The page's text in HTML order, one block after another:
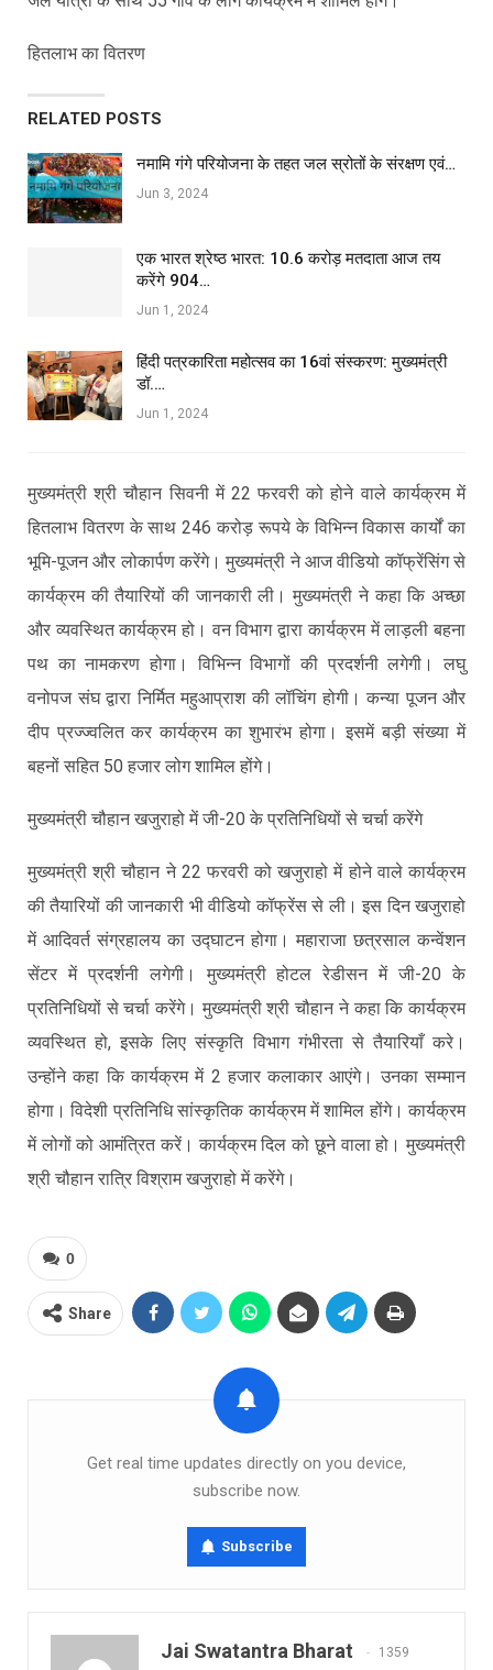
हितलाभ का वितरण
RELATED POSTS
नमामि गंगे परियोजना के तहत जल स्रोतों के संरक्षण एवं…
Jun 3, 2024
एक भारत श्रेष्ठ भारत: 10.6 करोड़ मतदाता आज तय
करेंगे 904…
Jun 1, 2024
हिंदी पत्रकारिता महोत्सव का 16वां संस्करण: मुख्यमंत्री
डॉ.…
Jun 1, 2024
मुख्यमंत्री श्री चौहान सिवनी में 22 फरवरी को होने वाले कार्यक्रम में
हितलाभ वितरण के साथ 246 करोड़ रूपये के विभिन्न विकास कार्यों का
भूमि-पूजन और लोकार्पण करेंगे। मुख्यमंत्री ने आज वीडियो कॉफ्रेंसिंग से
कार्यक्रम की तैयारियों की जानकारी ली। मुख्यमंत्री ने कहा कि अच्छा
और व्यवस्थित कार्यक्रम हो। वन विभाग द्वारा कार्यक्रम में लाड़ली बहना
पथ का नामकरण होगा। विभिन्न विभागों की प्रदर्शनी लगेगी। लघु
वनोपज संघ द्वारा निर्मित महुआप्राश की लॉचिंग होगी। कन्या पूजन और
दीप प्रज्ज्वलित कर कार्यक्रम का शुभारंभ होगा। इसमें बड़ी संख्या में
बहनों सहित 50 हजार लोग शामिल होंगे।
मुख्यमंत्री चौहान खजुराहो में जी-20 के प्रतिनिधियों से चर्चा करेंगे
मुख्यमंत्री श्री चौहान ने 22 फरवरी को खजुराहो में होने वाले कार्यक्रम
की तैयारियों की जानकारी भी वीडियो कॉफ्रेंस से ली। इस दिन खजुराहो
में आदिवर्त संग्रहालय का उद्घाटन होगा। महाराजा छत्रसाल कन्वेंशन
सेंटर में प्रदर्शनी लगेगी। मुख्यमंत्री होटल रेडीसन में जी-20 के
प्रतिनिधियों से चर्चा करेंगे। मुख्यमंत्री श्री चौहान ने कहा कि कार्यक्रम
व्यवस्थित हो, इसके लिए संस्कृति विभाग गंभीरता से तैयारियाँ करे।
उन्होंने कहा कि कार्यक्रम में 2 हजार कलाकार आएंगे। उनका सम्मान
होगा। विदेशी प्रतिनिधि सांस्कृतिक कार्यक्रम में शामिल होंगे। कार्यक्रम
में लोगों को आमंत्रित करें। कार्यक्रम दिल को छूने वाला हो। मुख्यमंत्री
श्री चौहान रात्रि विश्राम खजुराहो में करेंगे।
0
Share
Get real time updates directly on you device,
subscribe now.
Subscribe
Jai Swatantra Bharat 1359